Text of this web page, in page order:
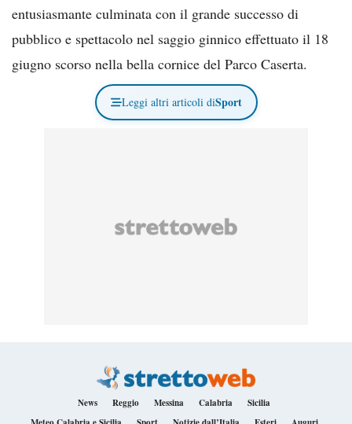
entusiasmante culminata con il grande successo di
pubblico e spettacolo nel saggio ginnico effettuato il 18
giugno scorso nella bella cornice del Parco Caserta.
Leggi altri articoli diSport
News Reggio Messina Calabria
Sicilia